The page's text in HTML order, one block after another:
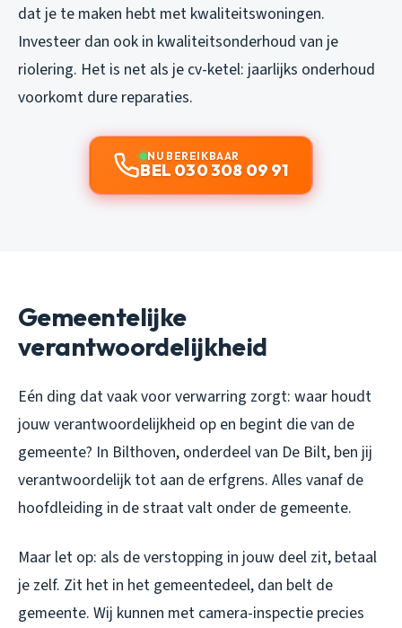
dat je te maken hebt met kwaliteitswoningen.
Investeer dan ook in kwaliteitsonderhoud van je
riolering. Het is net als je cv-ketel: jaarlijks onderhoud
voorkomt dure reparaties.
NU BEREIKBAAR
BEL 030 308 09 91
Gemeentelijke
verantwoordelijkheid
Eén ding dat vaak voor verwarring zorgt: waar houdt
jouw verantwoordelijkheid op en begint die van de
gemeente? In Bilthoven, onderdeel van De Bilt, ben jij
verantwoordelijk tot aan de erfgrens. Alles vanaf de
hoofdleiding in de straat valt onder de gemeente.
Maar let op: als de verstopping in jouw deel zit, betaal
je zelf. Zit het in het gemeentedeel, dan belt de
gemeente. Wij kunnen met camera-inspectie precies